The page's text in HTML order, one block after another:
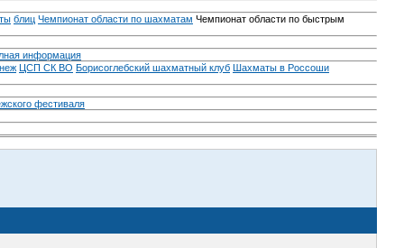
блиц Чемпионат области по шахматам Чемпионат области по быстрым
информация
ЦСП СК ВО Борисоглебский шахматный клуб Шахматы в Россоши
фестиваля